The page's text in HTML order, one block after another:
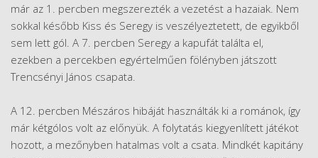
már az 1. percben megszerezték a vezetést a hazaiak. Nem
sokkal később Kiss és Seregy is veszélyeztetett, de egyikből
sem lett gól. A 7. percben Seregy a kapufát találta el,
ezekben a percekben egyértelműen fölényben játszott
Trencsényi János csapata.
A 12. percben Mészáros hibáját használták ki a románok, így
már kétgólos volt az előnyük. A folytatás kiegyenlített játékot
hozott, a mezőnyben hatalmas volt a csata. Mindkét kapitány